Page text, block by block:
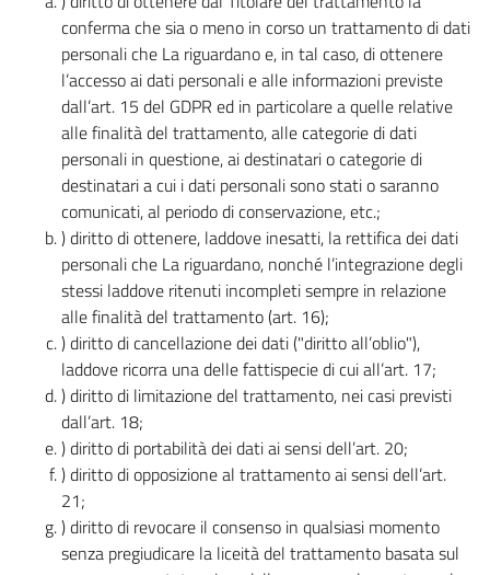
conferma che sia o meno in corso un trattamento di dati
personali che La riguardano e, in tal caso, di ottenere
l’accesso ai dati personali e alle informazioni previste
dall’art. 15 del GDPR ed in particolare a quelle relative
alle finalità del trattamento, alle categorie di dati
personali in questione, ai destinatari o categorie di
destinatari a cui i dati personali sono stati o saranno
comunicati, al periodo di conservazione, etc.;
) diritto di ottenere, laddove inesatti, la rettifica dei dati
personali che La riguardano, nonché l’integrazione degli
stessi laddove ritenuti incompleti sempre in relazione
alle finalità del trattamento (art. 16);
) diritto di cancellazione dei dati ("diritto all’oblio"),
laddove ricorra una delle fattispecie di cui all’art. 17;
) diritto di limitazione del trattamento, nei casi previsti
dall’art. 18;
) diritto di portabilità dei dati ai sensi dell’art. 20;
) diritto di opposizione al trattamento ai sensi dell’art.
21;
) diritto di revocare il consenso in qualsiasi momento
senza pregiudicare la liceità del trattamento basata sul